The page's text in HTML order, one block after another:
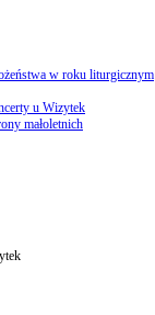
w roku liturgicznym
u Wizytek
małoletnich